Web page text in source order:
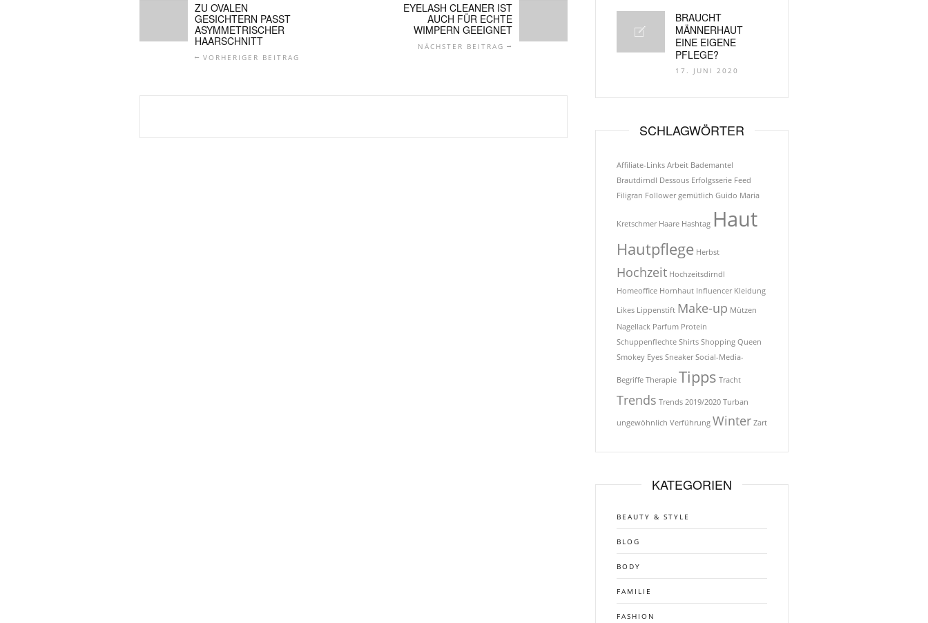
ZU OVALEN
GESICHTERN PASST
ASYMMETRISCHER
HAARSCHNITT
VORHERIGER BEITRAG
EYELASH CLEANER IST
AUCH FÜR ECHTE
WIMPERN GEEIGNET
NÄCHSTER BEITRAG
BRAUCHT
MÄNNERHAUT
EINE EIGENE
PFLEGE?
17. JUNI 2020
SCHLAGWÖRTER
Affiliate-Links Arbeit Bademantel
Brautdirndl Dessous Erfolgsserie Feed
Filigran Follower gemütlich Guido Maria
Kretschmer Haare Hashtag Haut
Hautpflege Herbst
Hochzeit Hochzeitsdirndl
Homeoffice Hornhaut Influencer Kleidung
Likes Lippenstift Make-up Mützen
Nagellack Parfum Protein
Schuppenflechte Shirts Shopping Queen
Smokey Eyes Sneaker Social-Media-
Begriffe Therapie Tipps Tracht
Trends Trends 2019/2020 Turban
ungewöhnlich Verführung Winter Zart
KATEGORIEN
BEAUTY & STYLE
BLOG
BODY
FAMILIE
FASHION